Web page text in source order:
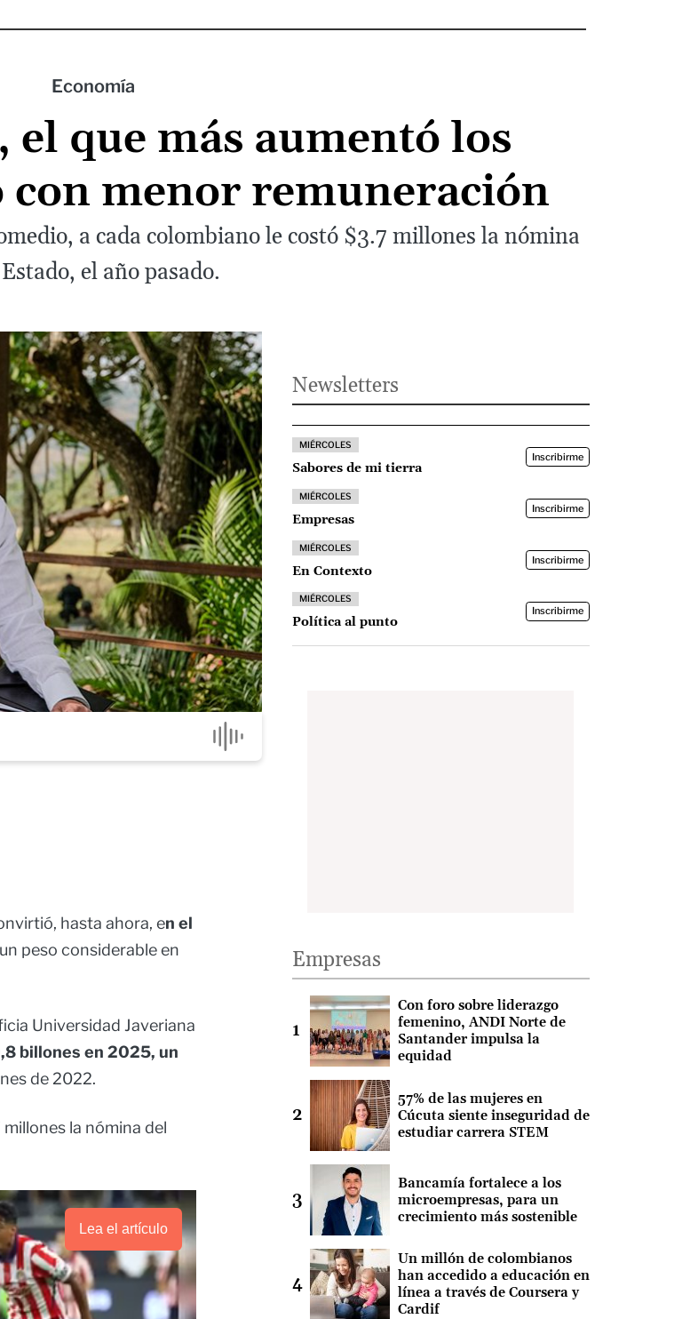
Economía
que más aumentó los
menor remuneración
a cada colombiano le costó $3.7 millones la nómina
el año pasado.
hasta ahora, en el
peso considerable en
Universidad Javeriana
billones en 2025, un
de 2022.
la nómina del
Lea el artículo
Newsletters
MIÉRCOLES
Sabores de mi tierra
Inscribirme
MIÉRCOLES
Empresas
Inscribirme
MIÉRCOLES
En Contexto
Inscribirme
MIÉRCOLES
Política al punto
Inscribirme
Empresas
Con foro sobre liderazgo
femenino, ANDI Norte de
Santander impulsa la
equidad
57% de las mujeres en
Cúcuta siente inseguridad de
estudiar carrera STEM
Bancamía fortalece a los
microempresas, para un
crecimiento más sostenible
Un millón de colombianos
han accedido a educación en
línea a través de Coursera y
Cardif